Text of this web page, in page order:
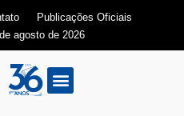
Publicações Oficiais
agosto de 2026